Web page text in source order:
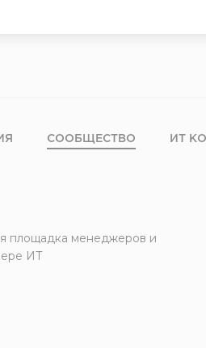
СООБЩЕСТВО ИТ
площадка менеджеров и
ИТ